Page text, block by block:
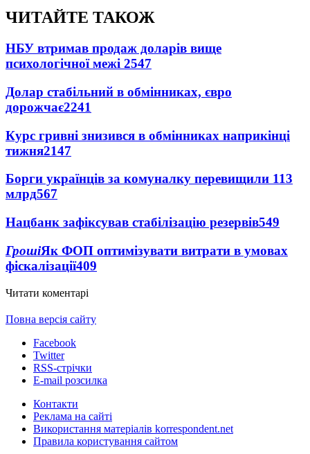
ЧИТАЙТЕ ТАКОЖ
НБУ втримав продаж доларів вище
психологічної межі 2547
Долар стабільний в обмінниках, євро
дорожчає2241
Курс гривні знизився в обмінниках наприкінці
тижня2147
Борги українців за комуналку перевищили 113
млрд567
Нацбанк зафіксував стабілізацію резервів549
ГрошіЯк ФОП оптимізувати витрати в умовах
фіскалізації409
Читати коментарі
Повна версія сайту
Facebook
Twitter
RSS-стрічки
E-mail розсилка
Контакти
Реклама на сайті
Використання матеріалів korrespondent.net
Правила користування сайтом